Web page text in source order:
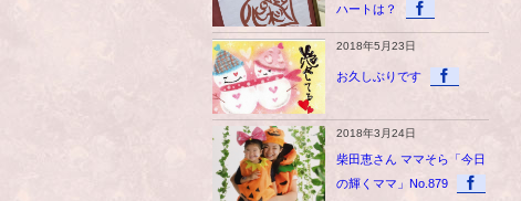
ハートは？
2018年5月23日
お久しぶりです
2018年3月24日
柴田恵さん ママそら「今日
の輝くママ」No.879